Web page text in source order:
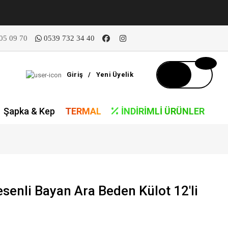
09 70 0539 732 34 40
Giriş / Yeni Üyelik
Şapka & Kep TERMAL İNDIRIMLI ÜRÜNLER
Bayan Ara Beden Külot 12'li